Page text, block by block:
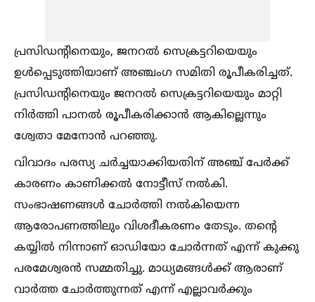
പ്രസിഡന്റിനെയും, ജനറല്‍ സെക്രട്ടറിയെയും
ഉള്‍പ്പെടുത്തിയാണ് അഞ്ചംഗ സമിതി രൂപീകരിച്ചത്.
പ്രസിഡന്റിനെയും ജനറല്‍ സെക്രട്ടറിയെയും മാറ്റി
നിര്‍ത്തി പാനല്‍ രൂപീകരിക്കാന്‍ ആകില്ലെന്നും
ശ്വേതാ മേനോന്‍ പറഞ്ഞു.
വിവാദം പരസ്യ ചര്‍ച്ചയാക്കിയതിന് അഞ്ച് പേര്‍ക്ക്
കാരണം കാണിക്കല്‍ നോട്ടീസ് നല്‍കി.
സംഭാഷണങ്ങള്‍ ചോര്‍ത്തി നല്‍കിയെന്ന
ആരോപണത്തിലും വിശദീകരണം തേടും. തന്റെ
കയ്യില്‍ നിന്നാണ് ഓഡിയോ ചോര്‍ന്നത് എന്ന് കുക്കു
പരമേശ്വരന്‍ സമ്മതിച്ചു. മാധ്യമങ്ങള്‍ക്ക് ആരാണ്
വാര്‍ത്ത ചോര്‍ത്തുന്നത് എന്ന് എല്ലാവര്‍ക്കും